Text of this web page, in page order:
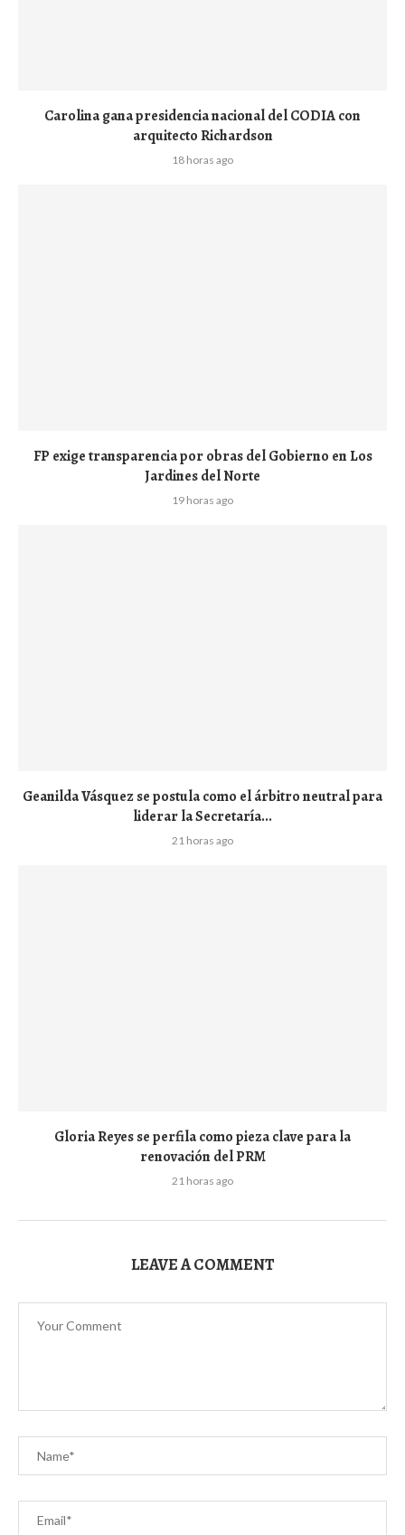
Carolina gana presidencia nacional del CODIA con
arquitecto Richardson
18 horas ago
FP exige transparencia por obras del Gobierno en Los
Jardines del Norte
19 horas ago
Geanilda Vásquez se postula como el árbitro neutral para
liderar la Secretaría...
21 horas ago
Gloria Reyes se perfila como pieza clave para la
renovación del PRM
21 horas ago
LEAVE A COMMENT